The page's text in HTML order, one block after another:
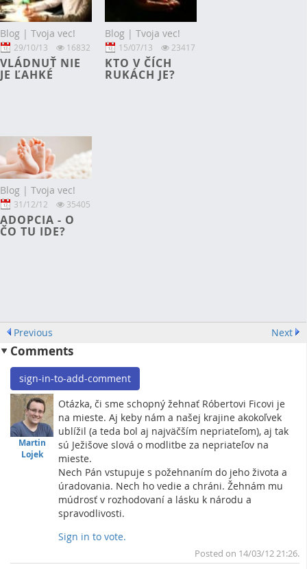
Blog | Tvoja vec!
29/10/13 16832
VLÁDNUŤ NIE
JE ĽAHKÉ
Blog | Tvoja vec!
15/07/13 23417
KTO V ČÍCH
RUKÁCH JE?
Blog | Tvoja vec!
31/12/12 35405
ADOPCIA - O
ČO TU IDE?
Previous Next
Comments
sign-in-to-add-comment
Martin
Lojek
Otázka, či sme schopný žehnať Róbertovi Ficovi je
na mieste. Aj keby nám a našej krajine akokoľvek
ublížil (a teda bol aj najväčším nepriateľom), aj tak
sú Ježišove slová o modlitbe za nepriateľov na
mieste.
Nech Pán vstupuje s požehnaním do jeho života a
úradovania. Nech ho vedie a chráni. Žehnám mu
múdrosť v rozhodovaní a lásku k národu a
spravodlivosti.
Sign in to vote.
Top
Posted on 14/03/12 21:26.